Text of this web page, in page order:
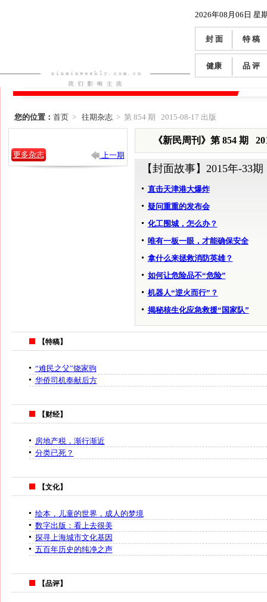
2026年08月06日 星
封 面 特 稿
健康 品 评
您的位置： 首页> 往期杂志> 第 854 期 2015-08-17 出版
更多杂志 上一期
《新民周刊》第 854 期
【封面故事】 2015年-33期
直击天津港大爆炸
疑问重重的发布会
化工围城，怎么办？
唯有一板一眼，才能确保安全
拿什么来拯救消防英雄？
如何让危险品不“危险”
机器人“逆火而行”？
揭秘核生化应急救援“国家队”
【特稿】
“难民之父”饶家驹
华侨司机奉献后方
【财经】
房地产税，渐行渐近
分类已死？
【文化】
绘本，儿童的世界，成人的梦境
数字出版：看上去很美
探寻上海城市文化基因
五百年历史的纯净之声
【品评】